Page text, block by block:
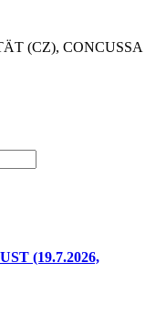
(CZ), CONCUSSA
(19.7.2026,